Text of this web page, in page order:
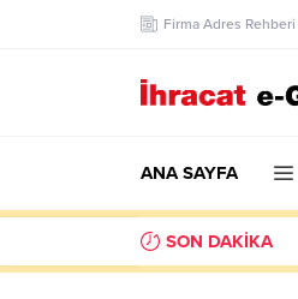
Firma Adres Rehberi
ANA SAYFA
SON DAKİKA